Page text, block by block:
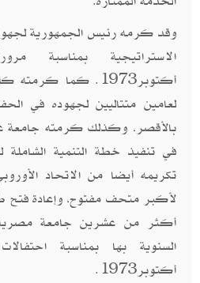
وقد كرمه رئيس الجمهورية
أكتوبر1973. كما
لعامين متتاليين لجهوده في
بالأقصر، وكذلك كرمته جامعة
في تنفيذ خطة التنمية
تكريمه أيضا من الاتحاد
لأكبر متحف مفتوح، وإعادة
أكثر من عشرين جامعة مصرية
السنوية بها بمناسبة
أكتوبر1973.